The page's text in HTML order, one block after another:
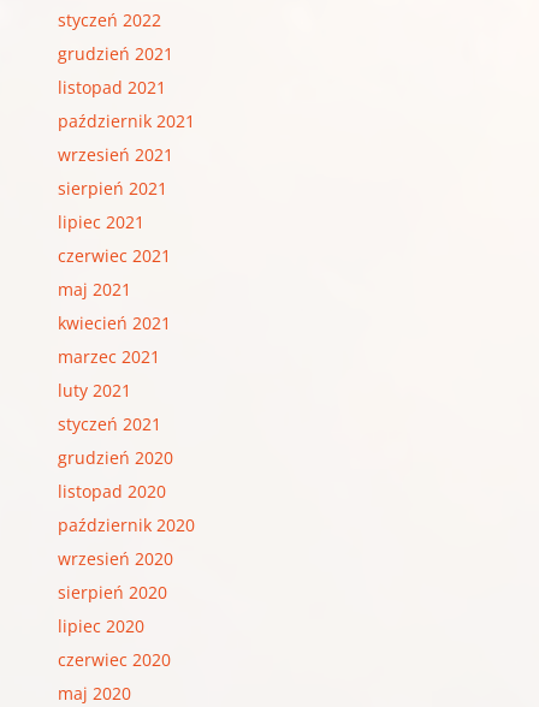
styczeń 2022
grudzień 2021
listopad 2021
październik 2021
wrzesień 2021
sierpień 2021
lipiec 2021
czerwiec 2021
maj 2021
kwiecień 2021
marzec 2021
luty 2021
styczeń 2021
grudzień 2020
listopad 2020
październik 2020
wrzesień 2020
sierpień 2020
lipiec 2020
czerwiec 2020
maj 2020